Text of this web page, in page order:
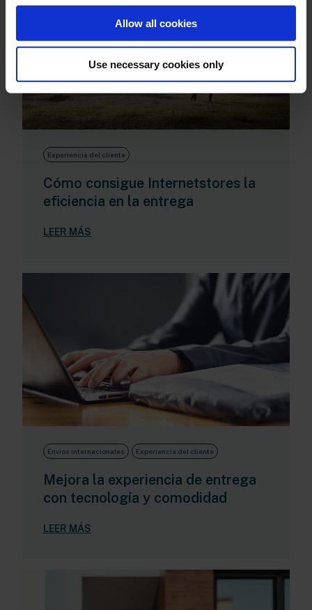
Allow all cookies
Use necessary cookies only
Experiencia del cliente
Cómo consigue Internetstores la
eficiencia en la entrega
LEER MÁS
Envíos internacionales Experiencia del cliente
Mejora la experiencia de entrega
con tecnología y comodidad
LEER MÁS